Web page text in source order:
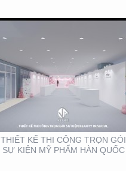
THIẾT KẾ THI CÔNG TRỌN GÓI
SỰ KIỆN MỸ PHẨM HÀN QUỐC
THIẾT KẾ THI CÔNG
KIOSK THỰC PHẨM TẠI
TP. HỒ CHÍ MINH